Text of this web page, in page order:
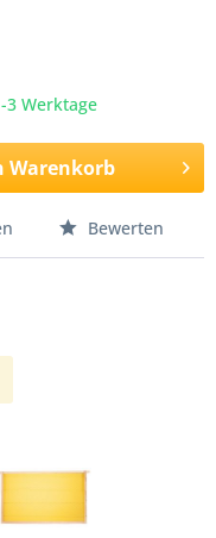
3 Werktage
Warenkorb
Bewerten